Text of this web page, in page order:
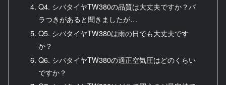
Q4. シバタイヤTW380の品質は大丈夫ですか？バ
ラつきがあると聞きましたが…
Q5. シバタイヤTW380は雨の日でも大丈夫です
か？
Q6. シバタイヤTW380の適正空気圧はどのくらい
ですか？